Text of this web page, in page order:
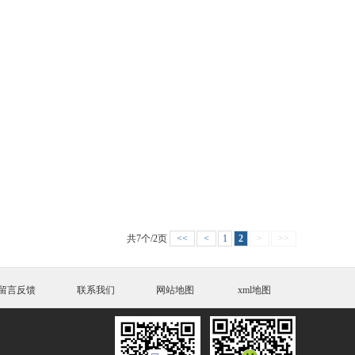
共7个/2页 << < 1 2 > >>
言反馈 联系我们 网站地图 xml地图